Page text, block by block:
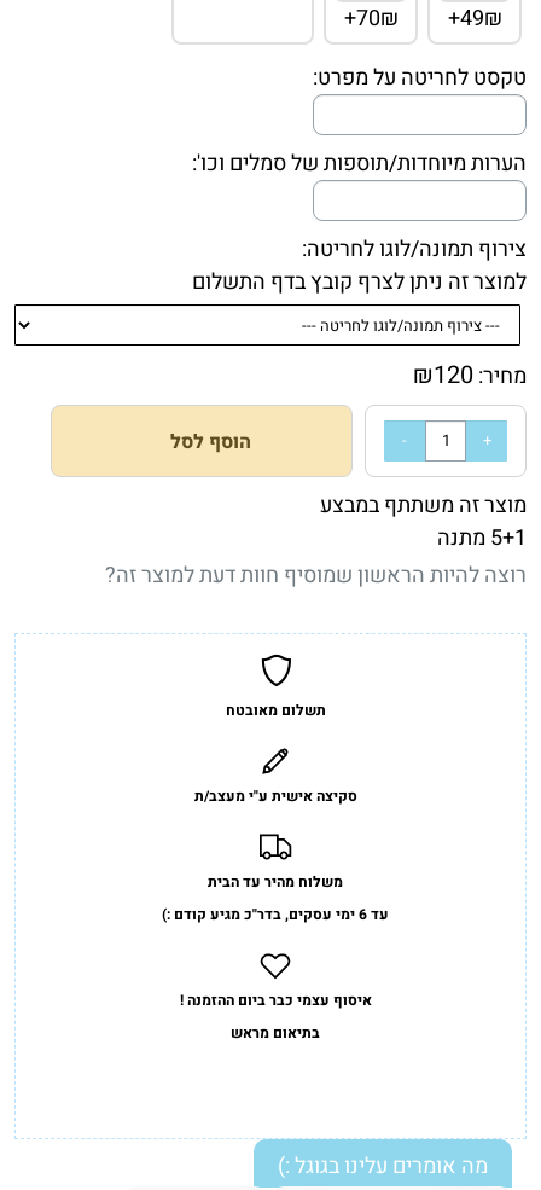
49₪+
70₪+
טקסט לחריטה על מפרט:
הערות מיוחדות/תוספות של סמלים וכו':
צירוף תמונה/לוגו לחריטה:
למוצר זה ניתן לצרף קובץ בדף התשלום
מחיר: ₪120
הוסף לסל
מוצר זה משתתף במבצע
5+1 מתנה
רוצה להיות הראשון שמוסיף חוות דעת למוצר זה?
תשלום מאובטח
סקיצה אישית ע"י מעצב/ת
משלוח מהיר עד הבית
עד 6 ימי עסקים, בדר"כ מגיע קודם :)
איסוף עצמי כבר ביום ההזמנה !
בתיאום מראש
מה אומרים עלינו בגוגל :)